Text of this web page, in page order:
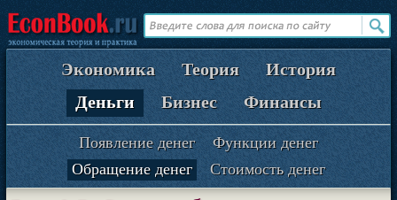
Экономика Теория
История
Деньги
Бизнес Финансы
Появление денег
Функции денег
Обращение денег
Стоимость денег